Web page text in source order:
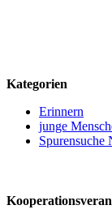
Kategorien
Erinnern
junge
Spurensuche